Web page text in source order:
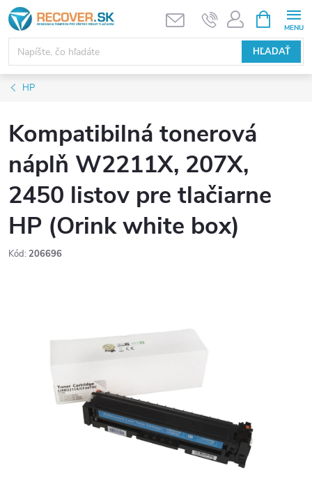
Prejsť
na
obsah
HĽADAŤ
KOŠÍK
HP
Kompatibilná tonerová
náplň W2211X, 207X,
2450 listov pre tlačiarne
HP (Orink white box)
Kód: 206696